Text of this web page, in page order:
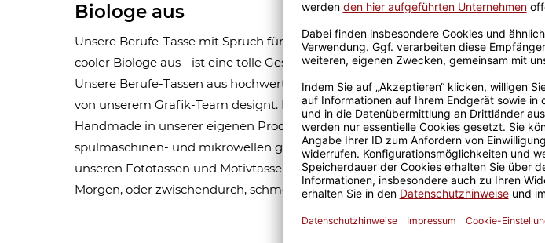
Biologe aus
Unsere Berufe-Tasse mit Spruch für Männer-Berufe - So sieht ein richtig
cooler Biologe aus - ist eine tolle Geschenkidee, egal zu welchem Anlass.
Unsere Berufe-Tassen aus hochwertiger Keramik wurden mit viel Liebe
von unserem Grafik-Team designt. Mit viel Erfahrung werden sie
Handmade in unserer eigenen Produktion bedruckt. Die Kaffeebecher sind
spülmaschinen- und mikrowellen geeignet. Somit ist eine lange Freude an
unseren Fototassen und Motivtassen garantiert und der Kaffee am
Morgen, oder zwischendurch, schmeckt gleich nochmal so gut.